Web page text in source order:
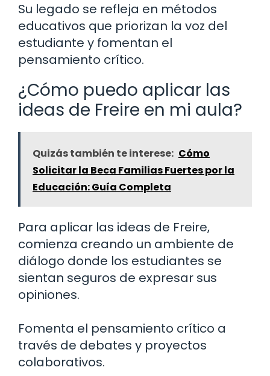
Su legado se refleja en métodos
educativos que priorizan la voz del
estudiante y fomentan el
pensamiento crítico.
¿Cómo puedo aplicar las
ideas de Freire en mi aula?
Quizás también te interese: Cómo
Solicitar la Beca Familias Fuertes por la
Educación: Guía Completa
Para aplicar las ideas de Freire,
comienza creando un ambiente de
diálogo donde los estudiantes se
sientan seguros de expresar sus
opiniones.
Fomenta el pensamiento crítico a
través de debates y proyectos
colaborativos.